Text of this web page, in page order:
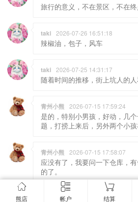
旅行的意义，不在景区，不在
taki 2026-07-26 16:51:18
辣椒油，包子，风车
taki 2026-07-25 14:31:17
随着时间的推移，街上坑人的
青州小熊 2026-07-15 17:59:24
是的，特别小男孩，好动，几
题，打捞上来后，另外两个小孩
青州小熊 2026-07-15 17:58:07
应没有了，我要问一下仓库，
的了。
熊店 帐户 结算